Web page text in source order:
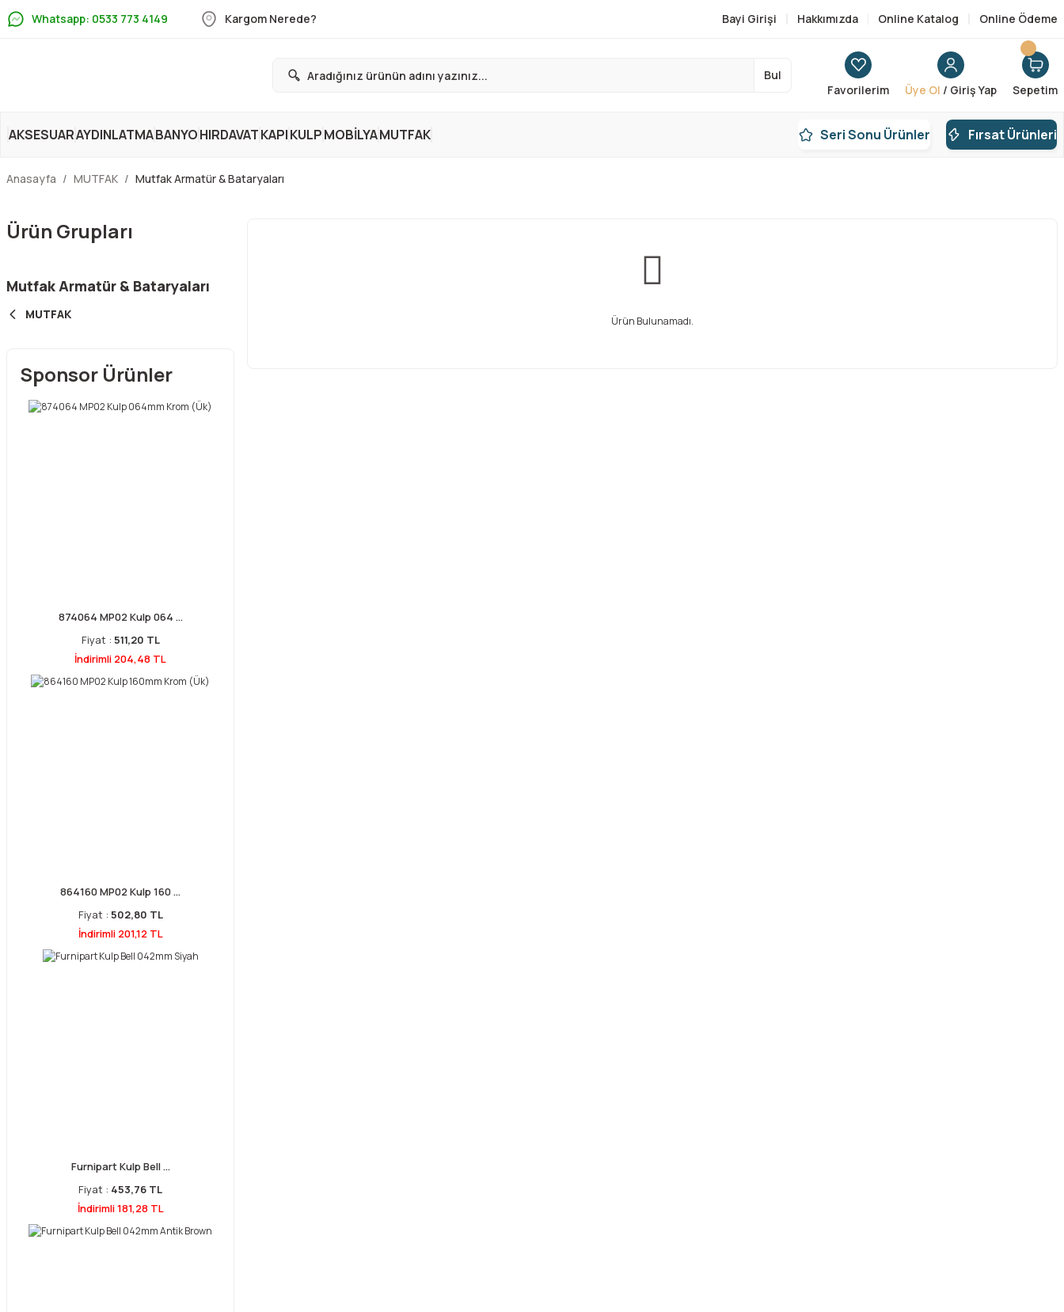
Whatsapp: 0533 773 4149 Kargom Nerede? Bayi Girişi Hakkımızda Online Katalog Online Ödeme
Bul
Favorilerim
Üye Ol / Giriş Yap Sepetim
AKSESUARAYDINLATMABANYOHIRDAVATKAPIKULPMOBİLYAMUTFAK Seri Sonu Ürünler Fırsat Ürünleri
Anasayfa MUTFAK Mutfak Armatür & Bataryaları
Ürün Grupları
Mutfak Armatür & Bataryaları
MUTFAK
Sponsor Ürünler
874064 MP02 Kulp 064 ...
Fiyat : 511,20 TL
İndirimli 204,48 TL
864160 MP02 Kulp 160 ...
Fiyat : 502,80 TL
İndirimli 201,12 TL
Furnipart Kulp Bell ...
Fiyat : 453,76 TL
İndirimli 181,28 TL
Ürün Bulunamadı.